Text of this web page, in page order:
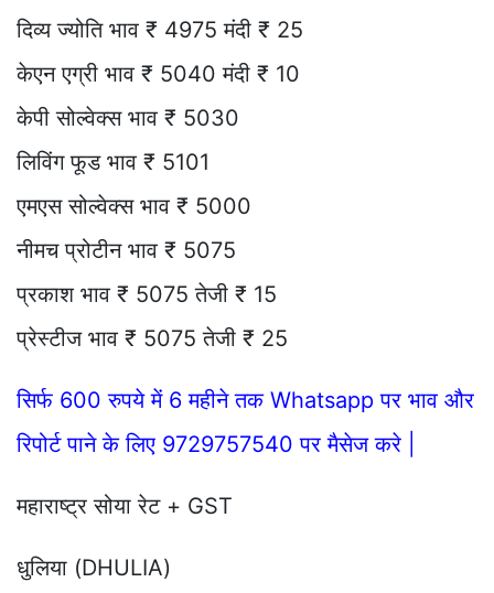
दिव्य ज्योति भाव ₹ 4975 मंदी ₹ 25
केएन एग्री भाव ₹ 5040 मंदी ₹ 10
केपी सोल्वेक्स भाव ₹ 5030
लिविंग फूड भाव ₹ 5101
एमएस सोल्वेक्स भाव ₹ 5000
नीमच प्रोटीन भाव ₹ 5075
प्रकाश भाव ₹ 5075 तेजी ₹ 15
प्रेस्टीज भाव ₹ 5075 तेजी ₹ 25
सिर्फ 600 रुपये में 6 महीने तक Whatsapp पर भाव और
रिपोर्ट पाने के लिए 9729757540 पर मैसेज करे |
महाराष्ट्र सोया रेट + GST
धुलिया (DHULIA)